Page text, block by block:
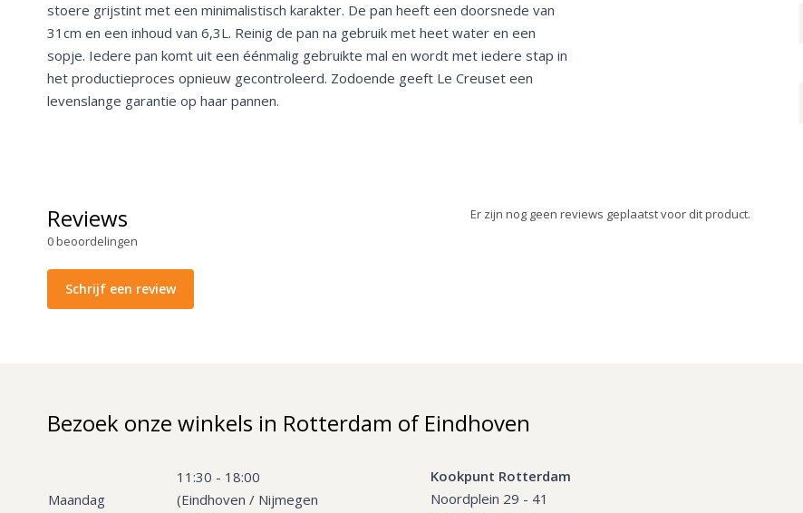
stoere grijstint met een minimalistisch karakter. De pan heeft een doorsnede van
31cm en een inhoud van 6,3L. Reinig de pan na gebruik met heet water en een
sopje. Iedere pan komt uit een éénmalig gebruikte mal en wordt met iedere stap in
het productieproces opnieuw gecontroleerd. Zodoende geeft Le Creuset een
levenslange garantie op haar pannen.
Reviews
0beoordelingen
Schrijf een review
Er zijn nog geen reviews geplaatst voor dit product.
Bezoek onze winkels in Rotterdam of Eindhoven
Maandag
11:30 - 18:00
(Eindhoven / Nijmegen
Kookpunt Rotterdam
Noordplein 29 - 41